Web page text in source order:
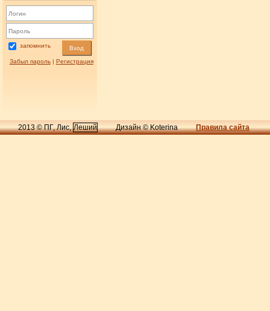
запомнить Вход
Забыл пароль| Регистрация
2013 © ПГ, Лис,Леший Дизайн © Koterina Правила сайта